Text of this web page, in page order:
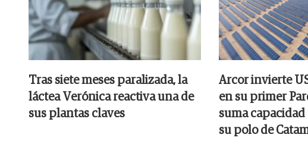
Tras siete meses paralizada, la
láctea Verónica reactiva una de
sus plantas claves
Arcor invierte
en su primer
suma
su polo de